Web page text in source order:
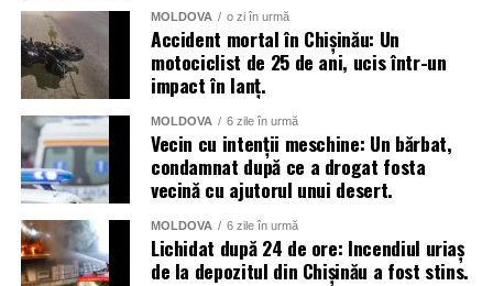
MOLDOVA o zi în urmă
Accident mortal în Chișinău: Un
motociclist de 25 de ani, ucis într-un
impact în lanț.
MOLDOVA 6 zile în urmă
Vecin cu intenții meschine: Un bărbat,
condamnat după ce a drogat fosta
vecină cu ajutorul unui desert.
MOLDOVA 6 zile în urmă
Lichidat după 24 de ore: Incendiul uriaș
de la depozitul din Chișinău a fost stins.